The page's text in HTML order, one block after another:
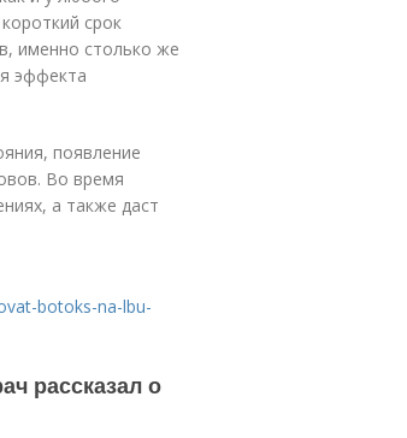
срок
именно столько же
эффекта
появление
Во время
а также даст
botoks-na-lbu-
рассказал о